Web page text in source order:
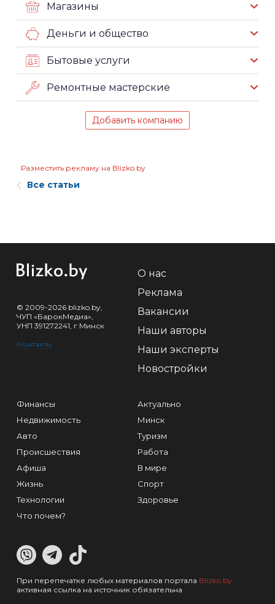
Магазины
Деньги и общество
Бытовые услуги
Ремонтные мастерские
Добавить компанию
Разместить рекламу на Blizko.by
Все статьи
© 2009-2026 blizko.by,
ЧУП «БарокМедиа»,
УНП 391272241, г.Минск
Контакты
О нас
Реклама
Вакансии
Наши авторы
Наши эксперты
Новостройки
Финансы
Недвижимость
Авто
Происшествия
Афиша
Жизнь
Технологии
Что почем?
Актуально
Минск
Туризм
Работа
В мире
Спорт
Здоровье
При перепечатке любых материалов портала Blizko.by
активная ссылка на источник обязательна